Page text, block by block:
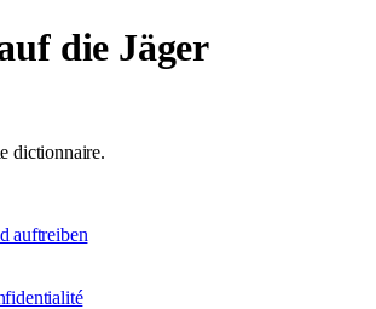
die Jäger
dictionnaire.
auftreiben